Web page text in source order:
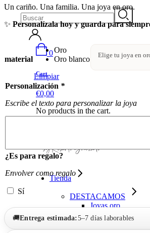
Search
0
Cart
€0,00
No products in the cart.
Tienda
DESTACAMOS
Joyas oro
Joyas plata
Un cariño. Una familia. Una joya en oro.
✨ Personalízala hoy y guarda para
material
Oro
Oro blanco
Limpiar
Elige tu joya en
Personalización *
Escribe el texto para personalizar la joya
¿Es para regalo?
Envolver como regalo
Sí
🚚Entrega estimada:5–7 días laborables